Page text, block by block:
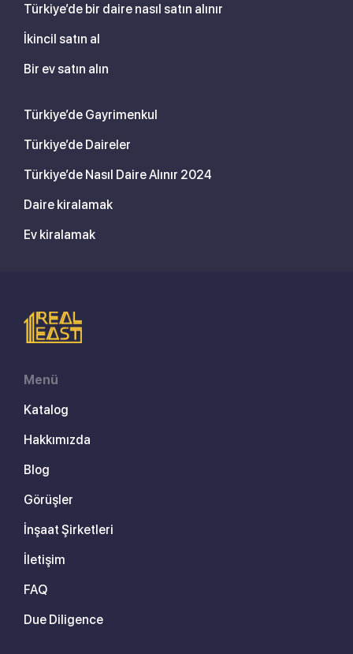
Türkiye’de bir daire nasıl satın alınır
İkincil satın al
Bir ev satın alın
Türkiye’de Gayrimenkul
Türkiye’de Daireler
Türkiye’de Nasıl Daire Alınır 2024
Daire kiralamak
Ev kiralamak
Menü
Katalog
Hakkımızda
Blog
Görüşler
İnşaat Şirketleri
İletişim
FAQ
Due Diligence